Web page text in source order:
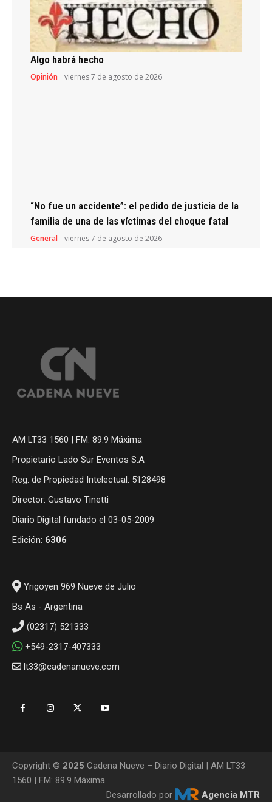
Algo habrá hecho
Opinión viernes 7 de agosto de 2026
“No fue un accidente”: el pedido de justicia de la
familia de una de las víctimas del choque fatal
General viernes 7 de agosto de 2026
AM LT33 1560 | FM: 89.9 Máxima
Propietario Lado Sur Eventos S.A
Reg. de Propiedad Intelectual: 5128498
Director: Gustavo Tinetti
Diario Digital fundado el 03-05-2009
Edición: 6306
Yrigoyen 969 Nueve de Julio
Bs As - Argentina
(02317) 521333
+549-2317-407333
lt33@cadenanueve.com
Copyright © 2025 Cadena Nueve – Diario Digital | AM LT33
1560 | FM: 89.9 Máxima
Desarrollado por
Agencia MTR